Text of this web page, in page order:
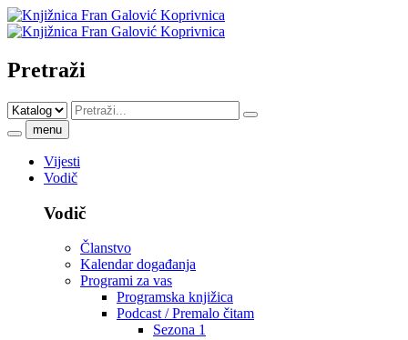
Pretraži
menu
Vijesti
Vodič
Vodič
Članstvo
Kalendar događanja
Programi za vas
Programska knjižica
Podcast / Premalo čitam
Sezona 1